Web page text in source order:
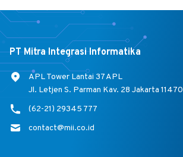
PT Mitra Integrasi Informatika
APL Tower Lantai 37 APL
Jl. Letjen S. Parman Kav. 28 Jakarta 11470
(62-21) 29345 777
contact@mii.co.id